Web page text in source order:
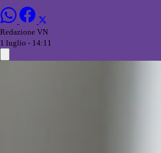
Redazione VN
1 luglio - 14:11